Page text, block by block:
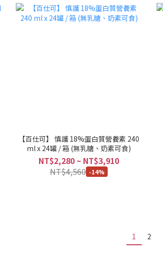
【百仕可】 慎護 18%蛋白質營養素 240
ml x 24罐 / 箱 (無乳糖、奶素可食)
NT$2,280 ~ NT$3,910
NT$4,560 -14%
1 2